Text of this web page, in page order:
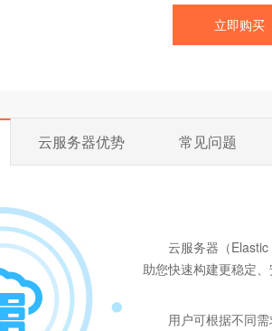
云服务器优势 常见问题
云服务器（
助您快速构建更稳定
用户可根据不同